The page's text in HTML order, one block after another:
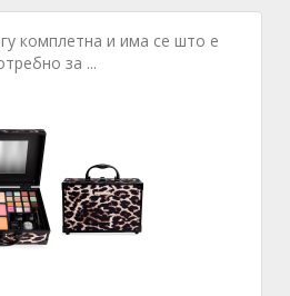
комплетна и има се што е
за ...